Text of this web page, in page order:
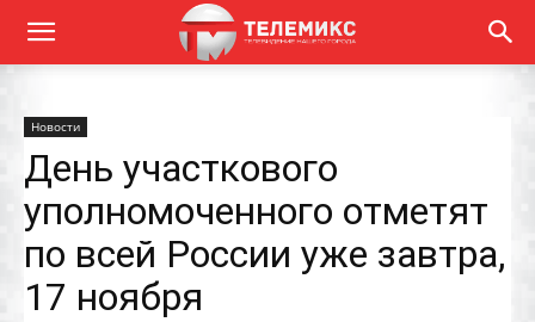
Новости
День участкового
уполномоченного отметят
по всей России уже завтра,
17 ноября